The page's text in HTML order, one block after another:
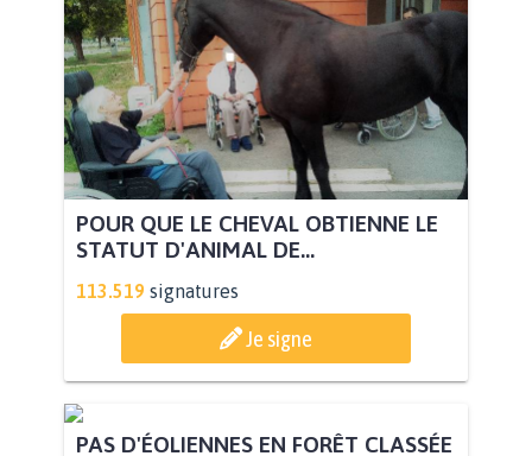
POUR QUE LE CHEVAL OBTIENNE LE
STATUT D'ANIMAL DE...
113.519 signatures
Je signe